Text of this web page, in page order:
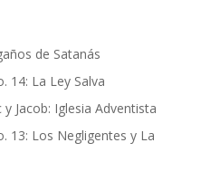
de Satanás
14: La Ley Salva
Jacob: Iglesia Adventista
13: Los Negligentes y La